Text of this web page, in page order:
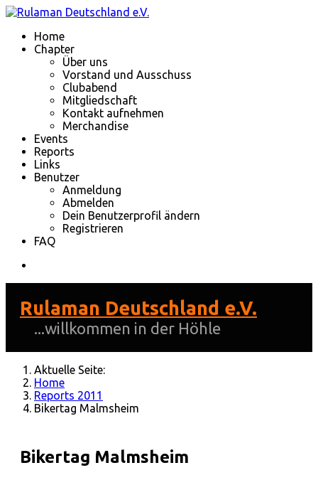
Home
Chapter
Über uns
Vorstand und Ausschuss
Clubabend
Mitgliedschaft
Kontakt aufnehmen
Merchandise
Events
Reports
Links
Benutzer
Anmeldung
Abmelden
Dein Benutzerprofil ändern
Registrieren
FAQ
Rulaman Deutschland e.V.
...willkommen in der Höhle
Aktuelle Seite:
Home
Reports 2011
Bikertag Malmsheim
Bikertag Malmsheim